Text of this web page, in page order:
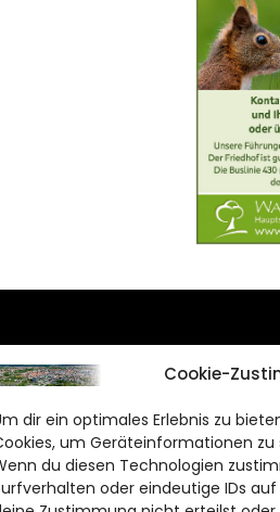
Cookie-
dir ein optimales Erlebnis zu
um Geräteinformationen
du diesen Technologien
oder eindeutige IDs
12